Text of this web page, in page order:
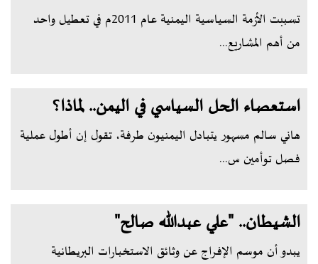
تسببت الأزمة السياسية اليمنية عام 2011م في تعطيل واحد
من أهم المشاريع...
استعصاء الحل السياسي في اليمن.. لماذا؟
هاني سالم مسهور يتبادل اليمنيون طرفة، تقول إن أطول عملية
فصل توأمين س...
الشيطان.. "علي عبدالله صالح"
يبدو أن موسم الإفراج عن وثائق الاستخبارات البريطانية